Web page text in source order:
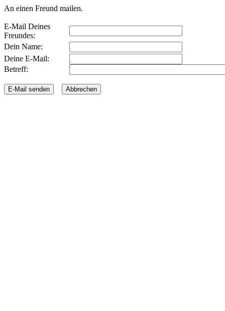
An einen Freund mailen.
E-Mail Deines
Freundes:
Dein Name:
Deine E-Mail:
Betreff: